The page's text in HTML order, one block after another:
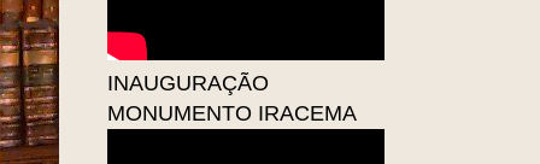
INAUGURAÇÃO
MONUMENTO IRACEMA